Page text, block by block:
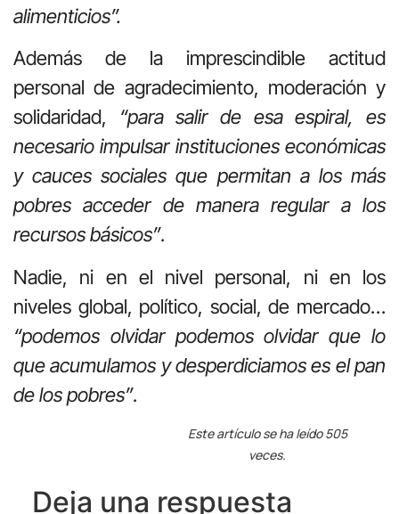
alimenticios”.
Además de la imprescindible actitud
personal de agradecimiento, moderación y
solidaridad, “para salir de esa espiral, es
necesario impulsar instituciones económicas
y cauces sociales que permitan a los más
pobres acceder de manera regular a los
recursos básicos”.
Nadie, ni en el nivel personal, ni en los
niveles global, político, social, de mercado…
“podemos olvidar podemos olvidar que lo
que acumulamos y desperdiciamos es el pan
de los pobres”.
Este artículo se ha leído 505
veces.
Deja una respuesta